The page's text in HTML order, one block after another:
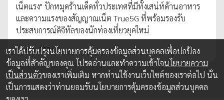
เน็ตแรง" ปักหมุดร้านเด็ดทั่วประเทศที่มีทั้งเสน่ห์ด้านอาหาร
และความแรงของสัญญาณเน็ต True5G ที่พร้อมรองรับ
ประสบการณ์ดิจิทัลของนักท่องเที่ยวยุคใหม่
10 ก.ค. 2026
เราได้ปรับปรุงนโยบายการคุ้มครองข้อมูลส่วนบุคคลเพื่อปกป้อง
ข้อมูลที่สำคัญของคุณ โปรดอ่านและทำความเข้าใจนโยบายความ
เป็นส่วนตัวของเราเพิ่มเติม หากท่านใช้งานเว็บไซต์ของเราต่อไป นั่น
เป็นการแสดงว่าท่านยอมรับนโยบายการคุ้มครองข้อมูลส่วนบุคคล